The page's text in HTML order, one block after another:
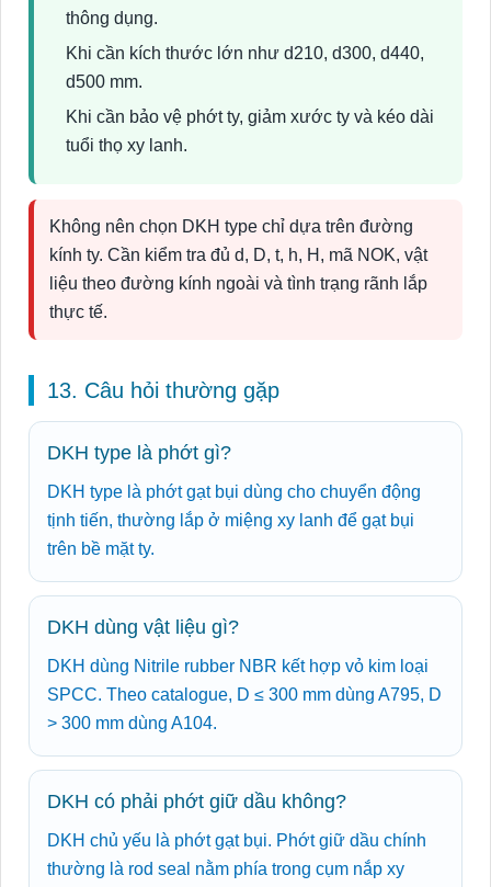
thông dụng.
Khi cần kích thước lớn như d210, d300, d440,
d500 mm.
Khi cần bảo vệ phớt ty, giảm xước ty và kéo dài
tuổi thọ xy lanh.
Không nên chọn DKH type chỉ dựa trên đường
kính ty. Cần kiểm tra đủ d, D, t, h, H, mã NOK, vật
liệu theo đường kính ngoài và tình trạng rãnh lắp
thực tế.
13. Câu hỏi thường gặp
DKH type là phớt gì?
DKH type là phớt gạt bụi dùng cho chuyển động
tịnh tiến, thường lắp ở miệng xy lanh để gạt bụi
trên bề mặt ty.
DKH dùng vật liệu gì?
DKH dùng Nitrile rubber NBR kết hợp vỏ kim loại
SPCC. Theo catalogue, D ≤ 300 mm dùng A795, D
> 300 mm dùng A104.
DKH có phải phớt giữ dầu không?
DKH chủ yếu là phớt gạt bụi. Phớt giữ dầu chính
thường là rod seal nằm phía trong cụm nắp xy